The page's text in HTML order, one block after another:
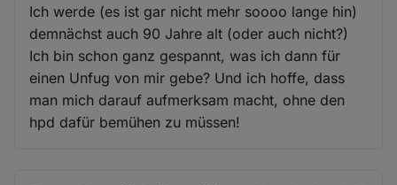
Ich werde (es ist gar nicht mehr soooo lange hin)
demnächst auch 90 Jahre alt (oder auch nicht?)
Ich bin schon ganz gespannt, was ich dann für
einen Unfug von mir gebe? Und ich hoffe, dass
man mich darauf aufmerksam macht, ohne den
hpd dafür bemühen zu müssen!